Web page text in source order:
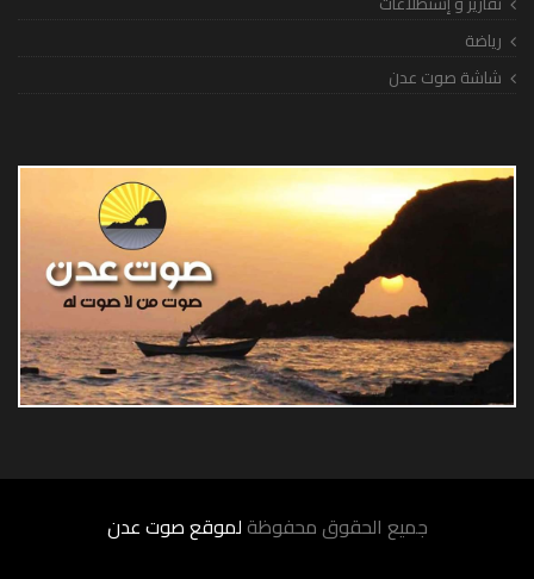
رياضة
شاشة صوت عدن
جميع الحقوق محفوظة لموقع صوت عدن